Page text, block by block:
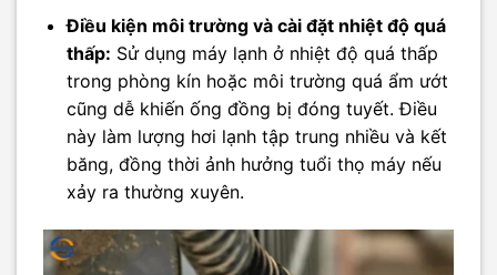
Điều kiện môi trường và cài đặt nhiệt độ quá
thấp: Sử dụng máy lạnh ở nhiệt độ quá thấp
trong phòng kín hoặc môi trường quá ẩm ướt
cũng dễ khiến ống đồng bị đóng tuyết. Điều
này làm lượng hơi lạnh tập trung nhiều và kết
băng, đồng thời ảnh hưởng tuổi thọ máy nếu
xảy ra thường xuyên.